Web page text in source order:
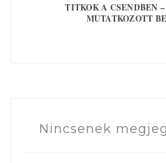
TITKOK A CSENDBEN
MUTATKOZOTT
Nincsenek